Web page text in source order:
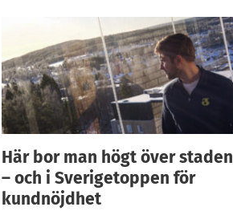
Här bor man högt över staden
– och i Sverigetoppen för
kundnöjdhet